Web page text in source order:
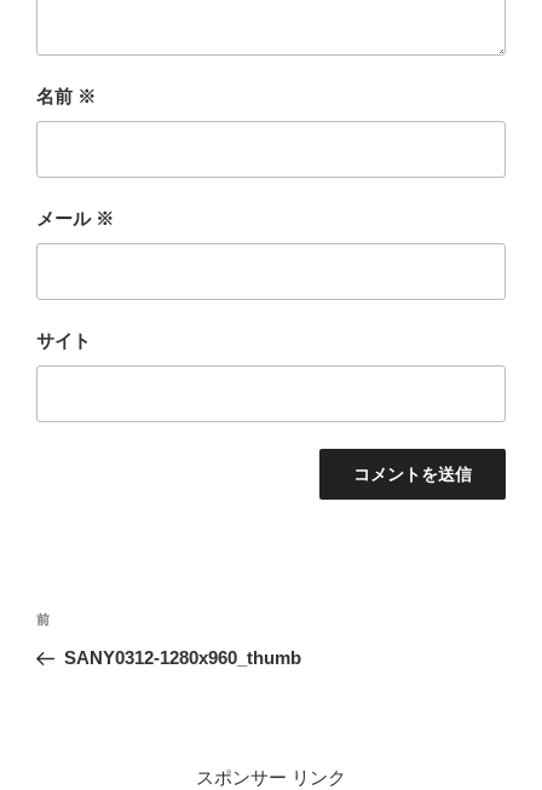
名前 ※
メール ※
サイト
投
ナ
前
の
前
SANY0312-1280x960_thumb
スポンサー リンク